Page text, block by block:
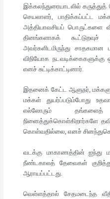
இக்கலந்துரையாடலில்
செயலாளர், பாதிக்கப்பட்ட
அத்தியாவசியப் பொருட்களை
தினங்களாகக்
அவர்களிடமிருந்து
விநியோக நடவடிக்கைகளுக்கு
எனச் சுட்டிக்காட்டினார்.
இதனைக் கேட்ட ஆளுநர்,
மக்கள் துயர்ப்படும்போது
எல்லோரும்
நினைத்துக்கொள்கிறார்களே
கொள்வதில்லை, எனச்
வடக்கு மாகாணத்தின் ஐந்து
நீண்டகாலத் தேவைகள்
ஆராயப்பட்டது.
வெள்ளத்தால் சேதமடைந்த